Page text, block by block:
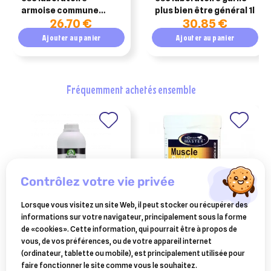
armoise commune
parasites intestinaux
cheval 1kg
26,70 €
Ajouter au panier
plus bien être général 1l
30,85 €
Ajouter au panier
fréquemment achetés ensemble
AUDEVARD
zzen sirop 1 litre
40,47 €
FARNAM
muscle builder horse
master poudre 130g
59 €
contrôlez votre vie privée
Lorsque vous visitez un site Web, il peut stocker ou récupérer des
informations sur votre navigateur, principalement sous la forme
de «cookies». Cette information, qui pourrait être à propos de
vous, de vos préférences, ou de votre appareil internet
(ordinateur, tablette ou mobile), est principalement utilisée pour
faire fonctionner le site comme vous le souhaitez.